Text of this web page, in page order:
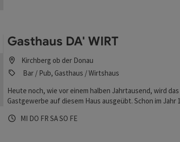
Gasthaus DA' WIRT
Kirchberg ob der Donau
Bar / Pub, Gasthaus / Wirtshaus
Heute noch, wie vor einem halben Jahrtausend, wird das
Gastgewerbe auf diesem Haus ausgeübt. Schon im Jahr
Öffnungszeiten
MI Mittwoch geöffnet
DO Donnerstag geöffnet
FR Freitag geöffnet
SASamstag geöffnet
SO Sonntag geöffnet
FEFeiertag geöffnet